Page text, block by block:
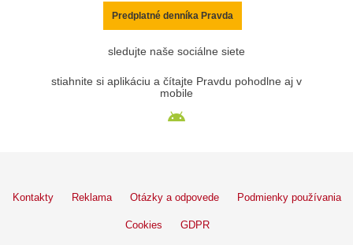
Predplatné denníka Pravda
sledujte naše sociálne siete
stiahnite si aplikáciu a čítajte Pravdu pohodlne aj v
mobile
Kontakty Reklama Otázky a odpovede Podmienky používania
Cookies GDPR